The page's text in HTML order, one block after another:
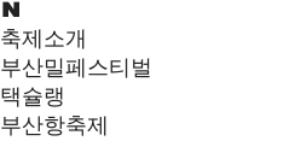
축제소개
부산밀페스티벌
택슐랭
부산항축제